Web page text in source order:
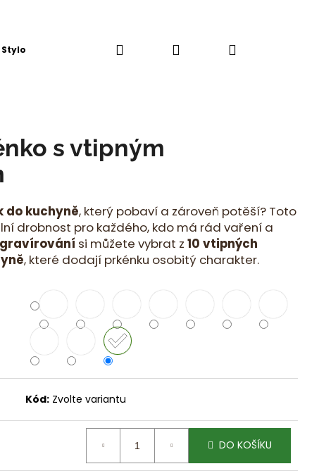
Stylová Kuchyň Hledat PřihlášeníNákupní
s vtipným
do kuchyně, který pobaví a zároveň potěší? Toto
drobnost pro každého, kdo má rád vaření a
si můžete vybrat z 10 vtipných
, které dodají prkénku osobitý charakter.
Kód: Zvolte variantu
DO KOŠÍKU
FORMULE